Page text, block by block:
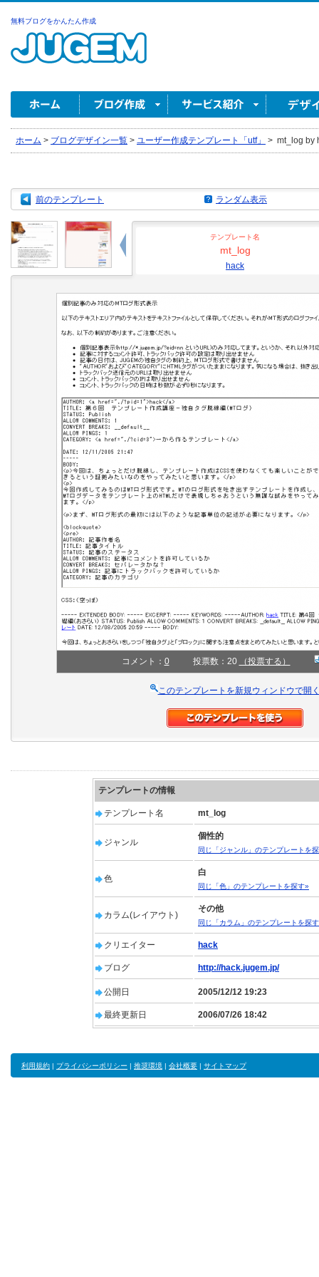
無料ブログをかんたん作成
ホーム > ブログデザイン一覧 > ユーザー作成テンプレート「utf」 > mt_log by
前のテンプレート ランダム表示
テンプレート名
mt_log
hack
コメント： 0 投票数：20 （投票する）
このテンプレートを新規ウィンドウで開
テンプレートの情報
テンプレート名 mt_log
ジャンル
個性的
同じ「ジャンル」のテンプレートを
色
白
同じ「色」のテンプレートを探す»
カラム(レイアウト)
その他
同じ「カラム」のテンプレートを探
クリエイター hack
ブログ http://hack.jugem.jp/
公開日 2005/12/12 19:23
最終更新日 2006/07/26 18:42
利用規約 | プライバシーポリシー | 推奨環境 | 会社概要 | サイトマップ